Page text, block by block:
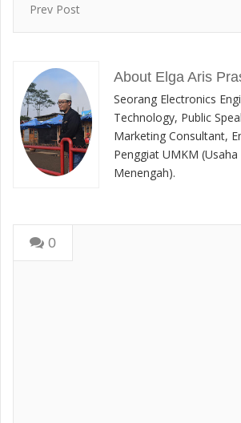
Prev Post
About Elga Aris
Seorang Electronics
Technology, Public
Marketing Consultant,
Penggiat UMKM
Menengah).
0